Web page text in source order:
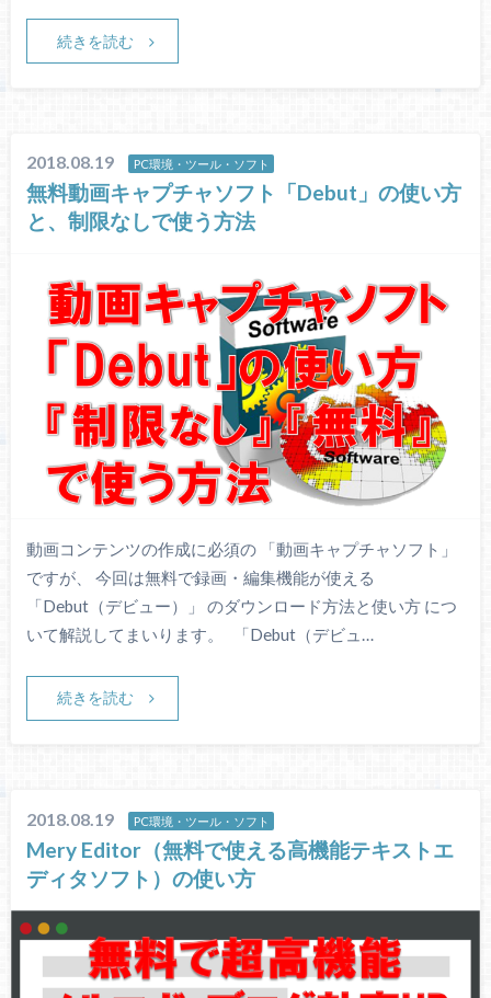
続きを読む
2018.08.19 PC環境・ツール・ソフト
無料動画キャプチャソフト「Debut」の使い方
と、制限なしで使う方法
動画コンテンツの作成に必須の 「動画キャプチャソフト」
ですが、 今回は無料で録画・編集機能が使える
「Debut（デビュー）」 のダウンロード方法と使い方 につ
いて解説してまいります。 「Debut（デビュ…
続きを読む
2018.08.19 PC環境・ツール・ソフト
Mery Editor（無料で使える高機能テキストエ
ディタソフト）の使い方